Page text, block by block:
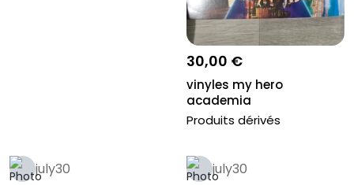
30,00 €
vinyles my hero
academia
Produits dérivés
july30 july30